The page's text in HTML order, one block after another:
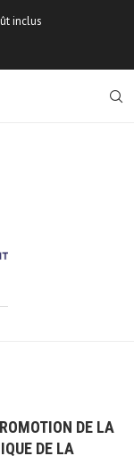
inclus
DE LA
DE LA